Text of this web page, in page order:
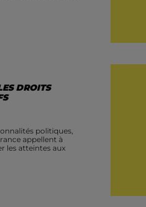
DROITS
politiques,
appellent à
les atteintes aux